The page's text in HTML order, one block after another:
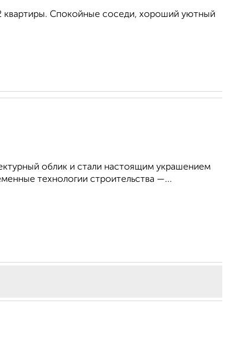
квартиры. Спокойные соседи, хороший уютный
облик и стали настоящим украшением
технологии строительства —...